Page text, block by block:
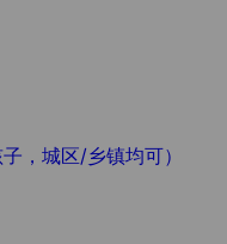
，城区/乡镇均可）